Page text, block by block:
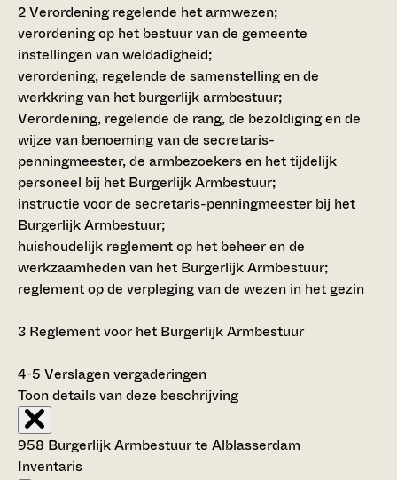
2Verordening regelende het armwezen;
verordening op het bestuur van de gemeente
instellingen van weldadigheid;
verordening, regelende de samenstelling en de
werkkring van het burgerlijk armbestuur;
Verordening, regelende de rang, de bezoldiging en de
wijze van benoeming van de secretaris-
penningmeester, de armbezoekers en het tijdelijk
personeel bij het Burgerlijk Armbestuur;
instructie voor de secretaris-penningmeester bij het
Burgerlijk Armbestuur;
huishoudelijk reglement op het beheer en de
werkzaamheden van het Burgerlijk Armbestuur;
reglement op de verpleging van de wezen in het gezin
3 Reglement voor het Burgerlijk Armbestuur
4-5 Verslagen vergaderingen
Toon details van deze beschrijving
958 Burgerlijk Armbestuur te Alblasserdam
Inventaris